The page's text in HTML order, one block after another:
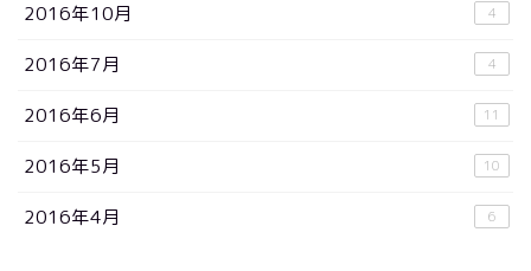
2016年10月 4
2016年7月 4
2016年6月 11
2016年5月 10
2016年4月 6